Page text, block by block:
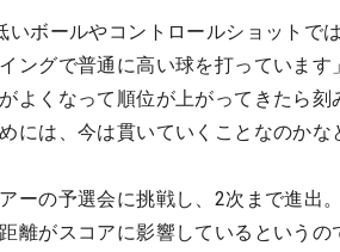
ボールやコントロールショットで
ングで普通に高い球を打っています
よくなって順位が上がってきたら刻
には、今は貫いていくことなのかな
ーの予選会に挑戦し、2次まで進出
離がスコアに影響しているという